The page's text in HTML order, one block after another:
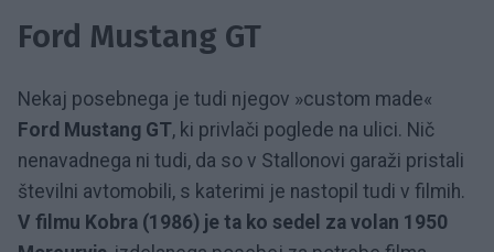
Ford Mustang GT
Nekaj posebnega je tudi njegov »custom made«
Ford Mustang GT, ki privlači poglede na ulici. Nič
nenavadnega ni tudi, da so v Stallonovi garaži pristali
številni avtomobili, s katerimi je nastopil tudi v filmih.
V filmu Kobra (1986) je ta ko sedel za volan 1950